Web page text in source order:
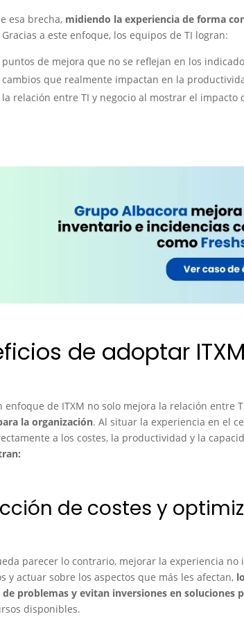
esa brecha, midiendo la experiencia de forma
Gracias a este enfoque, los equipos de TI logran:
puntos de mejora que no se reflejan en los
que realmente impactan en la
la relación entre TI y negocio al mostrar el
de adoptar
enfoque de ITXM no solo mejora la relación entre
la organización. Al situar la experiencia en el
a los costes, la productividad y la
de costes y
parecer lo contrario, mejorar la experiencia
y actuar sobre los aspectos que más les afectan,
problemas y evitan inversiones en soluciones
disponibles.